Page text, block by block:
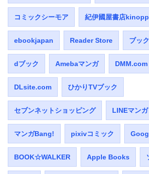
コミックシーモア 紀伊國屋書店
ebookjapan Reader Store ブッ
dブック Amebaマンガ DMM.com
DLsite.com ひかりTVブック
セブンネットショッピング LINEマンガ
マンガBang! pixivコミック
BOOK☆WALKER Apple Books